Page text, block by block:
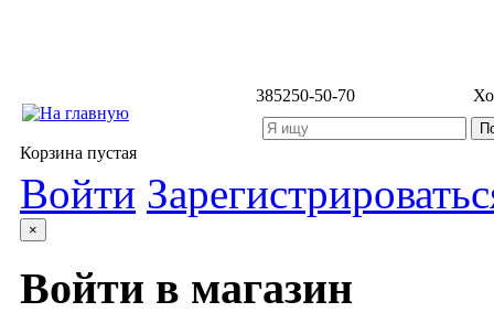
385250-50-70
Корзина пустая
Войти
×
Войти в магазин